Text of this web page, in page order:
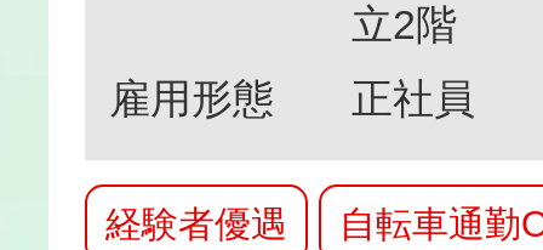
立2階
雇用形態
正社員
経験者優遇 自転車通勤